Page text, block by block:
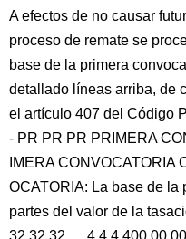
A efectos de no causar
proceso de remate se
base de la primera
detallado líneas arriba, de
el artículo 407 del Código
- PR PR PR PRIMERA
IMERA CONVOCATORIA
OCATORIA: La base de la
partes del valor de la
32 32 32,, , ,4 4 4 400.00